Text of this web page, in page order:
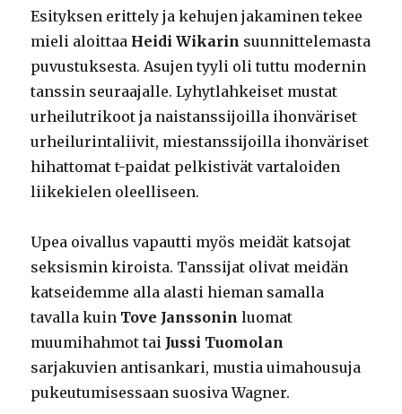
Esityksen erittely ja kehujen jakaminen tekee
mieli aloittaa Heidi Wikarin suunnittelemasta
puvustuksesta. Asujen tyyli oli tuttu modernin
tanssin seuraajalle. Lyhytlahkeiset mustat
urheilutrikoot ja naistanssijoilla ihonväriset
urheilurintaliivit, miestanssijoilla ihonväriset
hihattomat t-paidat pelkistivät vartaloiden
liikekielen oleelliseen.
Upea oivallus vapautti myös meidät katsojat
seksismin kiroista. Tanssijat olivat meidän
katseidemme alla alasti hieman samalla
tavalla kuin Tove Janssonin luomat
muumihahmot tai Jussi Tuomolan
sarjakuvien antisankari, mustia uimahousuja
pukeutumisessaan suosiva Wagner.